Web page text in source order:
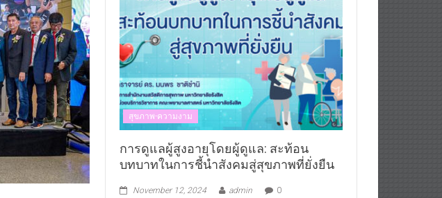
สุขภาพ-ความงาม
การดูแลผู้สูงอายุโดยผู้ดูแล: สะท้อน
บทบาทในการชี้นำสังคมสู่สุขภาพที่ยั่งยืน
November 12, 2024 admin 0